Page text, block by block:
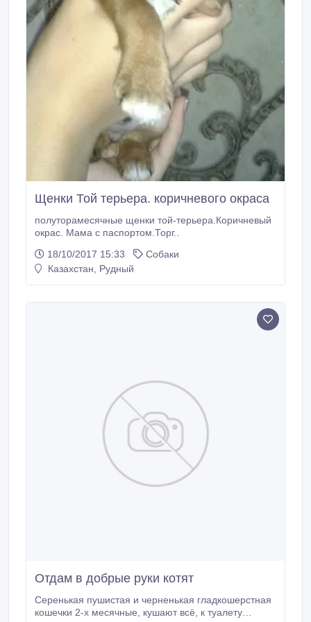
Щенки Той терьера. коричневого окраса
полуторамесячные щенки той-терьера.Коричневый
окрас. Мама с паспортом.Торг..
18/10/2017 15:33
Собаки
Казахстан, Рудный
Отдам в добрые руки котят
Серенькая пушистая и черненькая гладкошерстная
кошечки 2-х месячные, кушают всё, к туалету